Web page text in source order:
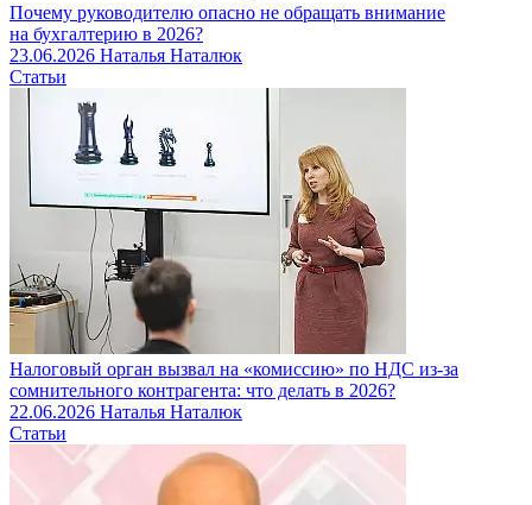
Почему руководителю опасно не обращать внимание
на бухгалтерию в 2026?
23.06.2026 Наталья Наталюк
Статьи
Налоговый орган вызвал на «комиссию» по НДС из-за
сомнительного контрагента: что делать в 2026?
22.06.2026 Наталья Наталюк
Статьи